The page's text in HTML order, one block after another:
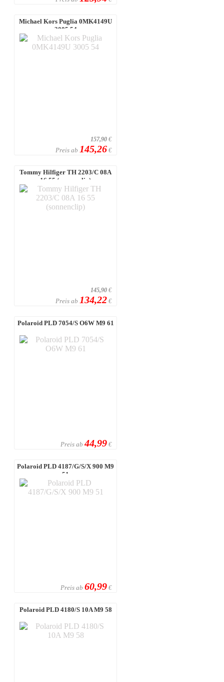
Michael Kors Puglia 0MK4149U
3005 54
157,90 €
Preis ab 145,26 €
Tommy Hilfiger TH 2203/C 08A
16 55 (sonnenclip)
145,90 €
Preis ab 134,22 €
Polaroid PLD 7054/S O6W M9 61
Preis ab 44,99 €
Polaroid PLD 4187/G/S/X 900 M9
51
Preis ab 60,99 €
Polaroid PLD 4180/S 10A M9 58